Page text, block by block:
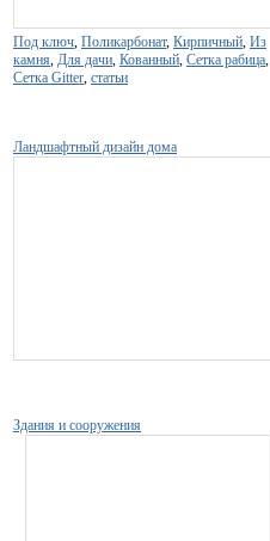
Под ключ, Поликарбонат, Кирпичный, Из
камня, Для дачи, Кованный, Сетка рабица,
Сетка Gitter, статьи
Ландшафтный дизайн дома
Здания и сооружения